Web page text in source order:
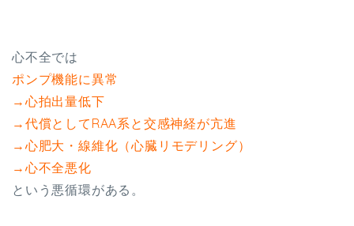
心不全では
ポンプ機能に異常
→心拍出量低下
→代償としてRAA系と交感神経が亢進
→心肥大・線維化（心臓リモデリング）
→心不全悪化
という悪循環がある。